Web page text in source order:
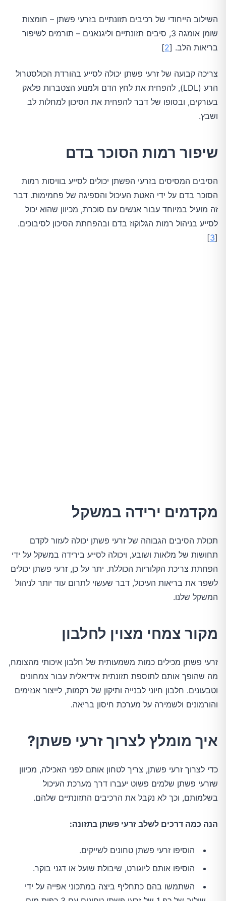
השילוב הייחודי של רכיבים תזונתיים בזרעי פשתן – חומצות
שומן אומגה 3, סיבים תזונתיים וליגנאנים – תורמים לשיפור
בריאות הלב. [2
]
צריכה קבועה של זרעי פשתן יכולה לסייע בהורדת הכולסטרול
הרע (LDL), להפחית את לחץ הדם ולמנוע הצטברות פלאק
בעורקים, ובסופו של דבר להפחית את הסיכון למחלות לב
ושבץ.
שיפור רמות הסוכר בדם
הסיבים המסיסים בזרעי הפשתן יכולים לסייע בוויסות רמות
הסוכר בדם על ידי האטת העיכול והספיגה של פחמימות. דבר
זה מועיל במיוחד עבור אנשים עם סוכרת, מכיוון שהוא יכול
לסייע בניהול רמות הגלוקוז בדם ובהפחתת הסיכון לסיבוכים.
[
3
]
מקדמים ירידה במשקל
תכולת הסיבים הגבוהה של זרעי פשתן יכולה לעזור לקדם
תחושות של מלאות ושובע, ויכולה לסייע בירידה במשקל על ידי
הפחתת צריכת הקלוריות הכוללת. יתר על כן, זרעי פשתן יכולים
לשפר את בריאות העיכול, דבר שעשוי לתרום עוד יותר לניהול
המשקל שלנו.
מקור צמחי מצוין לחלבון
זרעי פשתן מכילים כמות משמעותית של חלבון איכותי מהצומח,
מה שהופך אותם לתוספת תזונתית אידיאלית עבור צמחונים
וטבעונים. חלבון חיוני לבנייה ותיקון של רקמות, לייצור אנזימים
והורמונים ולשמירה על מערכת חיסון בריאה.
איך מומלץ לצרוך זרעי פשתן?
כדי לצרוך זרעי פשתן, צריך לטחון אותם לפני האכילה, מכיוון
שזרעי פשתן שלמים פשוט יעברו דרך מערכת העיכול
בשלמותם, וכך לא נקבל את הרכיבים התזונתיים שלהם.
הנה כמה דרכים לשלב זרעי פשתן בתזונה:
הוסיפו זרעי פשתן טחונים לשייקים.
הוסיפו אותם ליוגורט, שיבולת שועל או דגני בוקר.
השתמשו בהם כתחליף ביצה במתכוני אפייה על ידי